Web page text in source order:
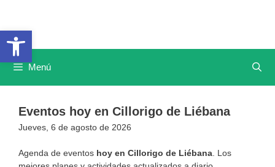
Abrir barra de herramientas
contenido
Menú
Eventos hoy en Cillorigo de Liébana
Jueves, 6 de agosto de 2026
Agenda de eventos hoy en Cillorigo de Liébana . Los